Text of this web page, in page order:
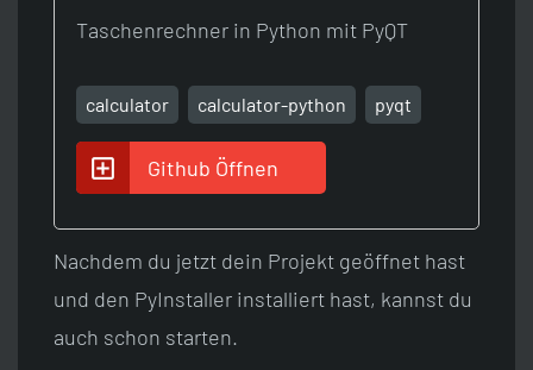
Taschenrechner in Python mit PyQT
calculator calculator-python pyqt
Github Öffnen
Nachdem du jetzt dein Projekt geöffnet hast
und den PyInstaller installiert hast, kannst du
auch schon starten.